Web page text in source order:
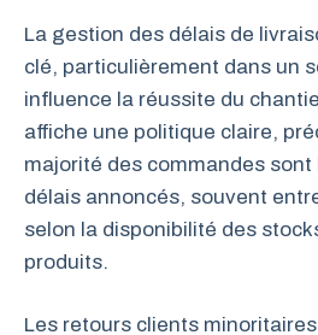
La gestion des délais de
clé, particulièrement dans un
influence la réussite du
affiche une politique claire,
majorité des commandes sont
délais annoncés, souvent
selon la disponibilité des
produits.
Les retours clients